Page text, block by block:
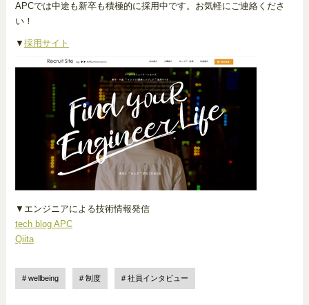
APCでは中途も新卒も積極的に採用中です。お気軽にご連絡くださ
い！
▼ 採用サイト
▼エンジニアによる技術情報発信
tech blog APC
Qiita
wellbeing 制度 社員インタビュー